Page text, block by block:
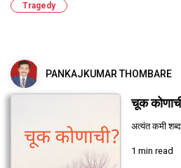
Tragedy
PANKAJKUMAR THOMBARE
चूक
अत्यंत कमी
1 min read